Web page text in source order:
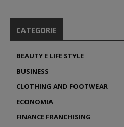
CATEGORIE
BEAUTY E LIFE STYLE
BUSINESS
CLOTHING AND FOOTWEAR
ECONOMIA
FINANCE FRANCHISING